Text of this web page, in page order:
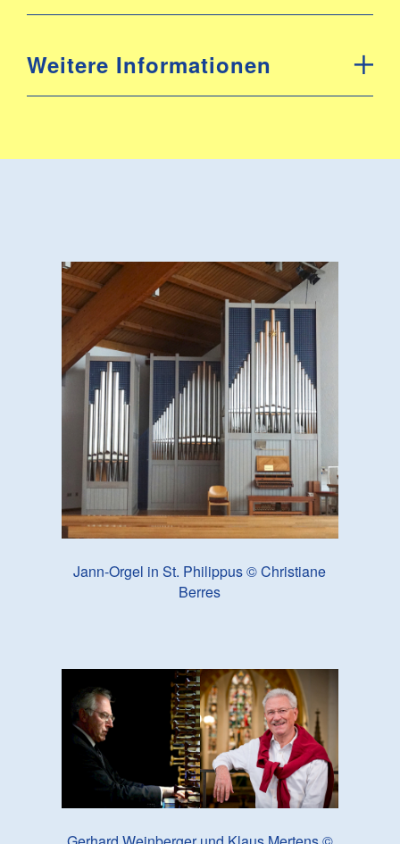
Weitere Informationen
Jann-Orgel in St. Philippus © Christiane
Berres